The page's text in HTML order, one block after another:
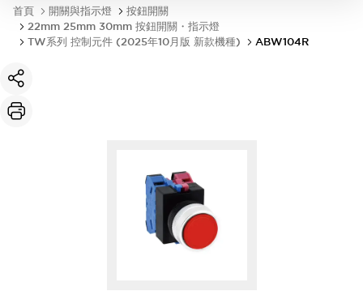
首頁 開關與指示燈
按鈕開關
22mm 25mm 30mm 按鈕開關・指示燈
TW系列 控制元件 (2025年10月版 新款機種)
ABW104R